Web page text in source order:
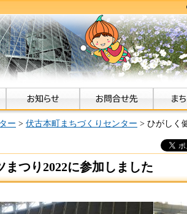
ー > 伏古本町まちづくりセンター > ひがしく
つり2022に参加しました